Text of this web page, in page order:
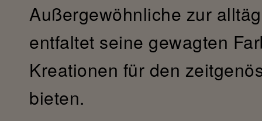
Außergewöhnliche zur
entfaltet seine gewagten
Kreationen für den
bieten.